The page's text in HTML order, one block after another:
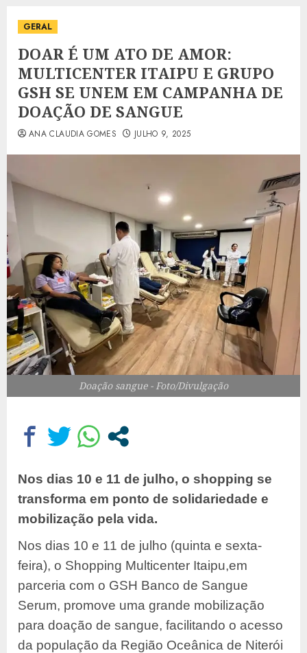
GERAL
DOAR É UM ATO DE AMOR:
MULTICENTER ITAIPU E GRUPO
GSH SE UNEM EM CAMPANHA DE
DOAÇÃO DE SANGUE
ANA CLAUDIA GOMES JULHO 9, 2025
Doação sangue - Foto/Divulgação
Nos dias 10 e 11 de julho, o shopping se
transforma em ponto de solidariedade e
mobilização pela vida.
Nos dias 10 e 11 de julho (quinta e sexta-
feira), o Shopping Multicenter Itaipu,em
parceria com o GSH Banco de Sangue
Serum, promove uma grande mobilização
para doação de sangue, facilitando o acesso
da população da Região Oceânica de Niterói